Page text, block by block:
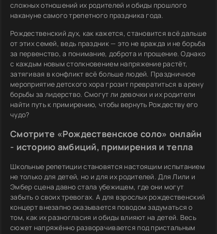
сложных отношений их родителей и обиды прошлого
накануне самого трепетного праздника года.
Рождественский дух, как кажется, становится всё дальше
от этих семей, ведь праздник — это не вражда и не борьба
за первенство, а понимание, доброта и прощение. Однако
с каждым новым столкновением напряжение растёт,
затягивая в конфликт всё больше людей. Праздничное
мероприятие детского хора грозит превратиться в арену
борьбы за лидерство. Смогут ли девочки и их родители
найти путь к примирению, чтобы вернуть Рождеству его
чудо?
Смотрите «Рождественское соло» онлайн
- историю амбиций, примирения и тепла
Школьные репетиции становятся настоящим испытанием
не только для детей, но и для их родителей. Для Лили и
Эмбер сцена давно стала убежищем, где они могут
забыть о своих тревогах. А для взрослых рождественский
концерт внезапно оказывается поводом задуматься о
том, как их разногласия и обиды влияют на детей. Весь
сюжет напряжённо разворачивается под пристальным